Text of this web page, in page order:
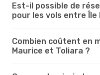
Est-il possible de
pour les vols entre Île
Combien coûtent en
Maurice et Toliara ?